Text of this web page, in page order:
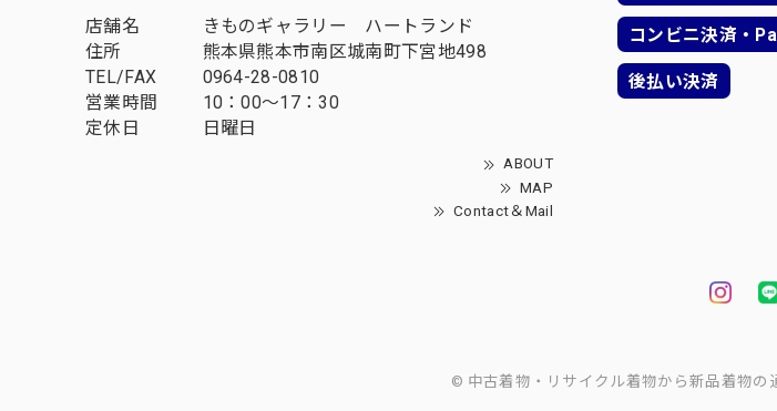
店舗名
きものギャラリー ハートランド
住所
熊本県熊本市南区城南町下宮地498
TEL/FAX
0964-28-0810
営業時間
10：00～17：30
定休日
日曜日
ABOUT
MAP
Contact＆Mail
コンビニ決済・
後払い決済
© 中古着物・リサイクル着物から新品着物の